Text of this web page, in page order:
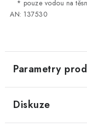
* pouze vodou na
AN: 137530
Parametry
Diskuze